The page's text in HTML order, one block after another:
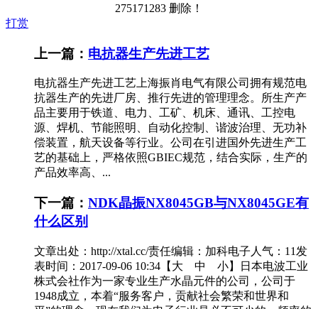
275171283 删除！
打赏
上一篇： 电抗器生产先进工艺
电抗器生产先进工艺上海振肖电气有限公司拥有规范电
抗器生产的先进厂房、推行先进的管理理念。所生产产
品主要用于铁道、电力、工矿、机床、通讯、工控电
源、焊机、节能照明、自动化控制、谐波治理、无功补
偿装置，航天设备等行业。公司在引进国外先进生产工
艺的基础上，严格依照GBIEC规范，结合实际，生产的
产品效率高、...
下一篇： NDK晶振NX8045GB与NX8045GE有
什么区别
文章出处：http://xtal.cc/责任编辑：加科电子人气：11发
表时间：2017-09-06 10:34【大 中 小】日本电波工业
株式会社作为一家专业生产水晶元件的公司，公司于
1948成立，本着“服务客户，贡献社会繁荣和世界和